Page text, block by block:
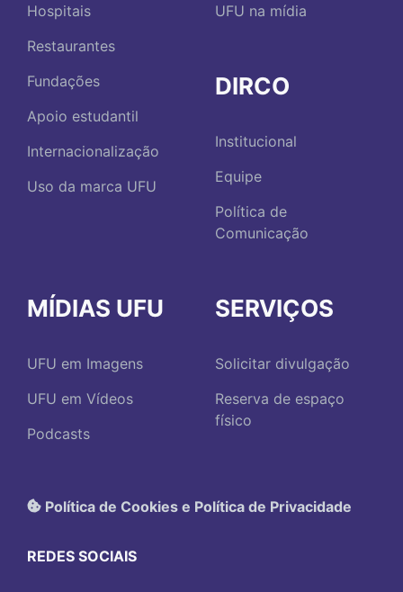
Hospitais
Restaurantes
Fundações
Apoio estudantil
Internacionalização
Uso da marca UFU
UFU na mídia
DIRCO
Institucional
Equipe
Política de
Comunicação
MÍDIAS UFU
UFU em Imagens
UFU em Vídeos
Podcasts
SERVIÇOS
Solicitar divulgação
Reserva de espaço
físico
Política de Cookies e Política de Privacidade
REDES SOCIAIS